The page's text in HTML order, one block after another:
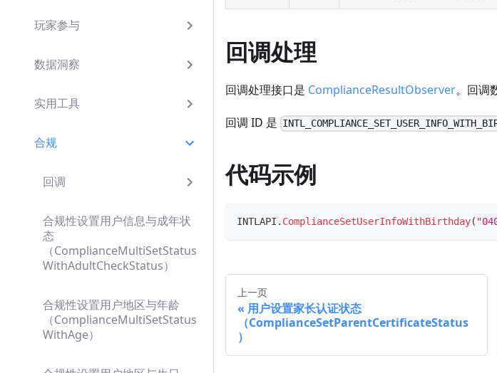
玩家参与
数据洞察
实用工具
合规
回调
合规性设置用户信息与成年状
态
（ComplianceMultiSetStatus
WithAdultCheckStatus）
合规性设置用户地区与年龄
（ComplianceMultiSetStatus
WithAge）
回调处理
回调处理接口是 ComplianceResultObserver。回调
回调 ID 是
代码示例
INTLAPI . ComplianceSetUserInfoWithBirthday(
上一页
用户设置家长认证状态
（ComplianceSetParentCertificateStatus
）